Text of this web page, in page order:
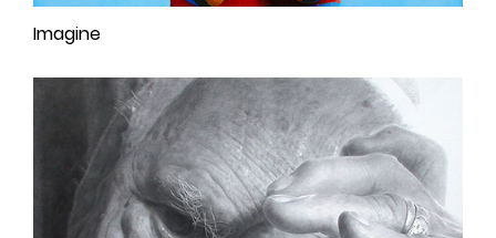
Imagine